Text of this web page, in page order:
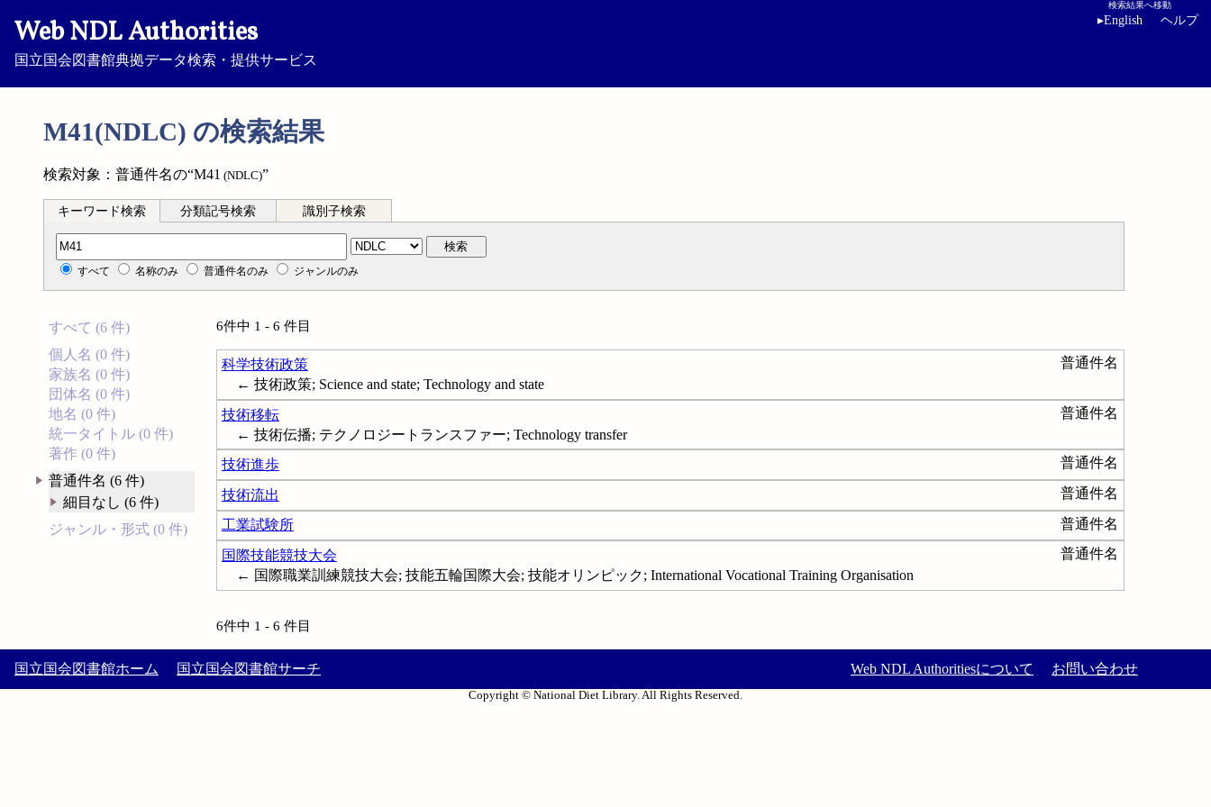
Web NDL Authorities
国立国会図書館典拠データ検索・提供サービス
検索結果へ移動
▸English ヘルプ
M41(NDLC) の検索結果
検索対象：普通件名の“M41 (NDLC)”
キーワード検索 分類記号検索 識別子検索
分類記号検索 検索
すべて 名称のみ 普通件名のみ ジャンルのみ
すべて (6 件)
個人名 (0 件)
家族名 (0 件)
団体名 (0 件)
地名 (0 件)
統一タイトル (0 件)
著作 (0 件)
普通件名 (6 件)
細目なし (6 件)
ジャンル・形式 (0 件)
6件中 1 - 6 件目
科学技術政策
普通件名
← 技術政策; Science and state; Technology and state
技術移転
普通件名
← 技術伝播; テクノロジートランスファー; Technology transfer
技術進歩
普通件名
技術流出 普通件名
工業試験所 普通件名
国際技能競技大会
普通件名
← 国際職業訓練競技大会; 技能五輪国際大会; 技能オリンピック; International Vocational Training Organisation
6件中 1 - 6 件目
国立国会図書館ホーム 国立国会図書館サーチ Web NDL Authoritiesについて お問い合わせ
Copyright © National Diet Library. All Rights Reserved.